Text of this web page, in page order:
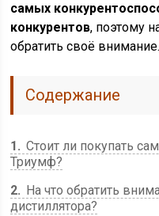
самых
конкурентов, поэтому
обратить своё внимание.
Содержание
1
Стоит ли покупать
Триумф?
2
На что обратить
дистиллятора?